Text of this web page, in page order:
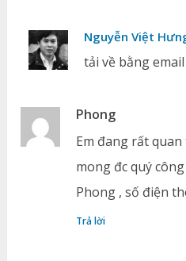
Nguyễn Việt
tải về bằng
Phong
Em đang rất
mong đc quý
Phong , số điện
Trả lời